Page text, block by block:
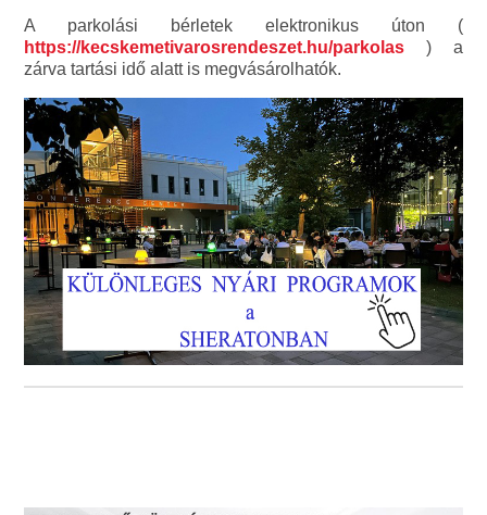
A parkolási bérletek elektronikus úton (
https://kecskemetivarosrendeszet.hu/parkolas ) a
zárva tartási idő alatt is megvásárolhatók.